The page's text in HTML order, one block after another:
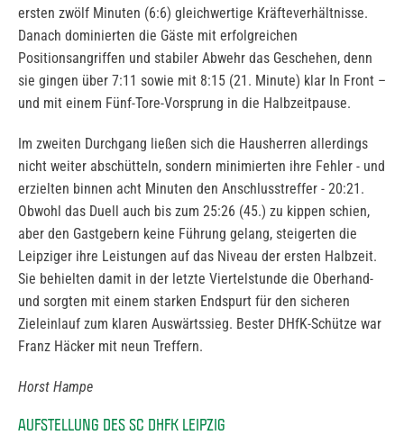
ersten zwölf Minuten (6:6) gleichwertige Kräfteverhältnisse.
Danach dominierten die Gäste mit erfolgreichen
Positionsangriffen und stabiler Abwehr das Geschehen, denn
sie gingen über 7:11 sowie mit 8:15 (21. Minute) klar In Front –
und mit einem Fünf-Tore-Vorsprung in die Halbzeitpause.
Im zweiten Durchgang ließen sich die Hausherren allerdings
nicht weiter abschütteln, sondern minimierten ihre Fehler - und
erzielten binnen acht Minuten den Anschlusstreffer - 20:21.
Obwohl das Duell auch bis zum 25:26 (45.) zu kippen schien,
aber den Gastgebern keine Führung gelang, steigerten die
Leipziger ihre Leistungen auf das Niveau der ersten Halbzeit.
Sie behielten damit in der letzte Viertelstunde die Oberhand-
und sorgten mit einem starken Endspurt für den sicheren
Zieleinlauf zum klaren Auswärtssieg. Bester DHfK-Schütze war
Franz Häcker mit neun Treffern.
Horst Hampe
AUFSTELLUNG DES SC DHFK LEIPZIG